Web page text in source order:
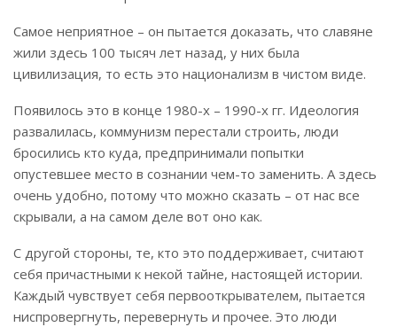
Самое неприятное – он пытается доказать, что славяне
жили здесь 100 тысяч лет назад, у них была
цивилизация, то есть это национализм в чистом виде.
Появилось это в конце 1980-х – 1990-х гг. Идеология
развалилась, коммунизм перестали строить, люди
бросились кто куда, предпринимали попытки
опустевшее место в сознании чем-то заменить. А здесь
очень удобно, потому что можно сказать – от нас все
скрывали, а на самом деле вот оно как.
С другой стороны, те, кто это поддерживает, считают
себя причастными к некой тайне, настоящей истории.
Каждый чувствует себя первооткрывателем, пытается
ниспровергнуть, перевернуть и прочее. Это люди